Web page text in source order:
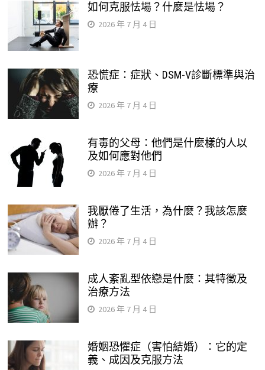
如何克服怯場？什麼是怯場？
2026 年 7 月 4 日
恐慌症：症狀、DSM-V診斷標準與治
療
2026 年 7 月 4 日
有毒的父母：他們是什麼樣的人以
及如何應對他們
2026 年 7 月 4 日
我厭倦了生活，為什麼？我該怎麼
辦？
2026 年 7 月 4 日
成人紊亂型依戀是什麼：其特徵及
治療方法
2026 年 7 月 4 日
婚姻恐懼症（害怕結婚）：它的定
義、成因及克服方法